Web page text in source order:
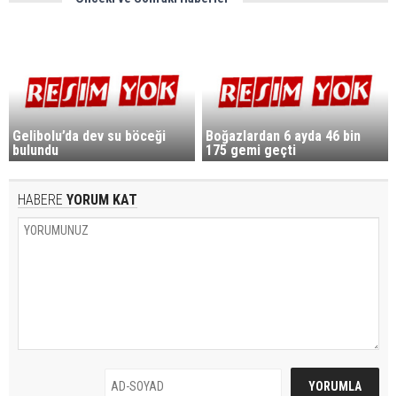
Gelibolu’da dev su böceği
bulundu
Boğazlardan 6 ayda 46 bin
175 gemi geçti
HABERE YORUM KAT